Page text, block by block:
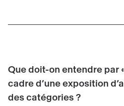
Que doit-on entendre par
cadre d’une exposition
des catégories ?